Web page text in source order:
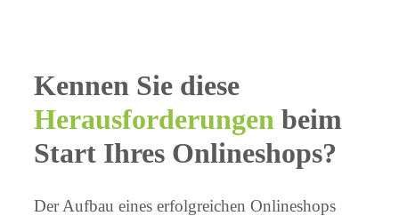
Kennen Sie diese
Herausforderungen beim
Start Ihres Onlineshops?
Der Aufbau eines erfolgreichen Onlineshops